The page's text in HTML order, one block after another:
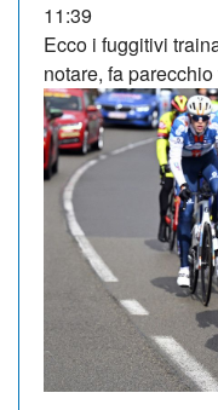
11:39
Ecco i fuggitivi
notare, fa